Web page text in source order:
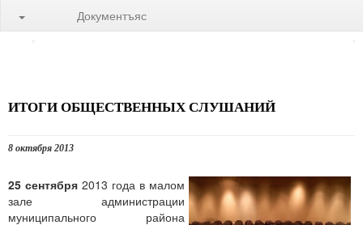
Документъяс
ИТОГИ ОБЩЕСТВЕННЫХ СЛУШАНИЙ
8 октября 2013
25 сентября 2013 года в малом
зале администрации
муниципального района